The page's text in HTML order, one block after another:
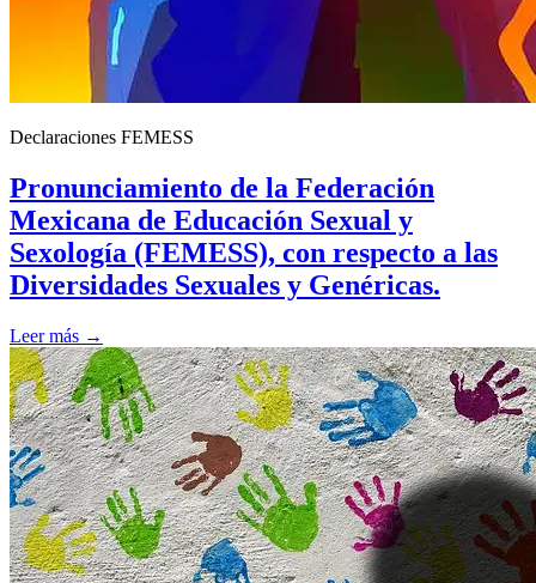
Declaraciones FEMESS
Pronunciamiento de la Federación
Mexicana de Educación Sexual y
Sexología (FEMESS), con respecto a las
Diversidades Sexuales y Genéricas.
Leer más →